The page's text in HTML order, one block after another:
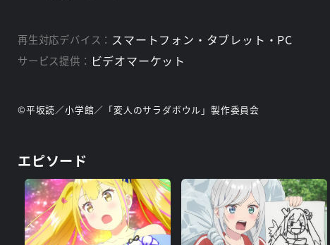
再生対応デバイス： スマートフォン・タブレット・PC
サービス提供： ビデオマーケット
©平坂読／小学館／「変人のサラダボウル」製作委員会
エピソード